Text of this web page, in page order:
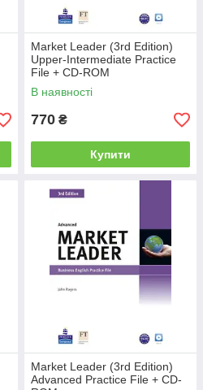
Market Leader (3rd Edition)
Upper-Intermediate Practice
File + CD-ROM
В наявності
770 ₴
Купити
Market Leader (3rd Edition)
Advanced Practice File + CD-